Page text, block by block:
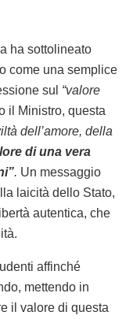
ha sottolineato
come una semplice
sul “valore
il Ministro, questa
dell’amore, della
di una vera
. Un messaggio
laicità dello Stato,
autentica, che
affinché
mettendo in
il valore di questa